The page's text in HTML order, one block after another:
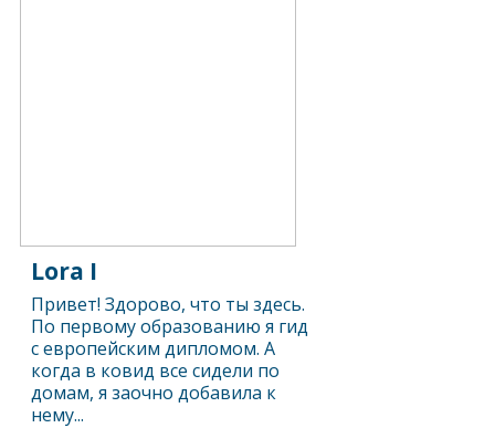
Lora I
Привет! Здорово, что ты здесь.
По первому образованию я гид
с европейским дипломом. А
когда в ковид все сидели по
домам, я заочно добавила к
нему...